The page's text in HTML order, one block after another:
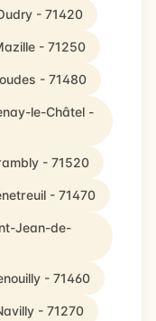
- 71420
- 71250
- 71480
le-Châtel -
- 71520
- 71470
Jean-de-
- 71460
- 71270